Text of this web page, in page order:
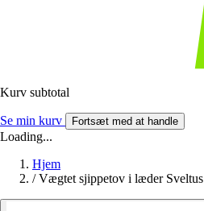
Kurv subtotal
Se min kurv Fortsæt med at handle
Loading...
Hjem
/ Vægtet sjippetov i læder Sveltus